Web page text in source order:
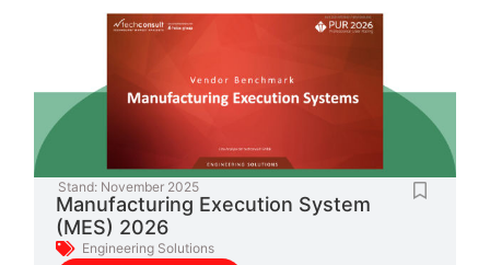
Stand: November 2025
Manufacturing Execution System
(MES) 2026
Engineering Solutions